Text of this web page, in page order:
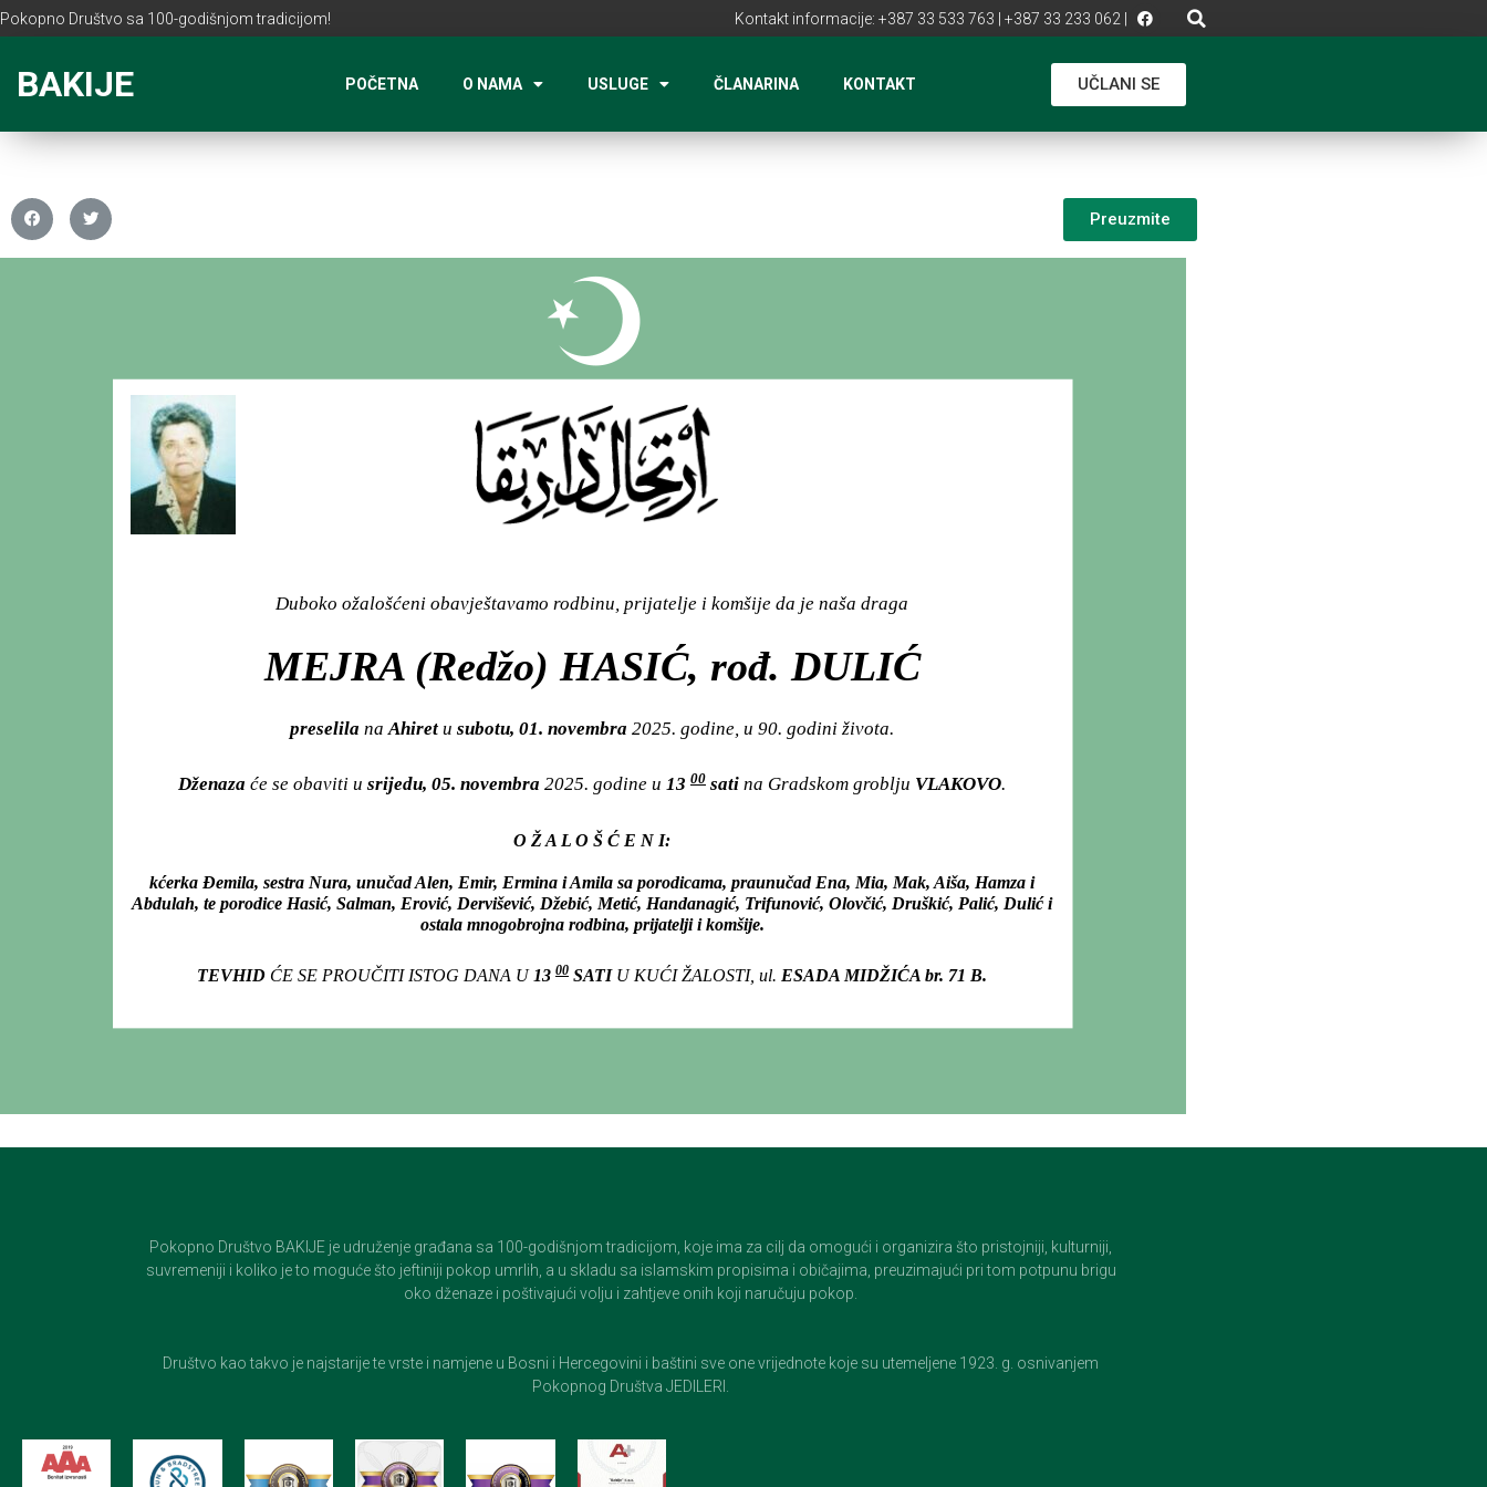
Pokopno Društvo sa 100-godišnjom tradicijom! Kontakt informacije: +387 33 533 763 | +387 33 233 062 |
BAKIJE POČETNA O NAMA USLUGE ČLANARINA KONTAKT UČLANI SE
Preuzmite
Duboko ožalošćeni obavještavamo rodbinu, prijatelje i komšije da je naša draga
MEJRA (Redžo) HASIĆ, rođ. DULIĆ
preselila naAhiret u subotu, 01. novembra 2025. godine, u 90. godini života.
Dženaza će se obaviti u srijedu, 05. novembra 2025. godine u 13 00 sati na Gradskom groblju VLAKOVO.
O Ž A L O Š Ć E N I:
kćerka Đemila, sestra Nura, unučad Alen, Emir, Ermina i Amila sa porodicama, praunučad Ena, Mia, Mak, Aiša, Hamza i
Abdulah, te porodice Hasić, Salman, Erović, Dervišević, Džebić, Metić, Handanagić, Trifunović, Olovčić, Druškić, Palić, Dulić i
ostala mnogobrojna rodbina, prijatelji i komšije.
TEVHID ĆE SE PROUČITI ISTOG DANA U 13 00 SATIU KUĆI ŽALOSTI, ul. ESADA MIDŽIĆA br. 71 B.
Pokopno Društvo BAKIJE je udruženje građana sa 100-godišnjom tradicijom, koje ima za cilj da omogući i organizira što pristojniji, kulturniji,
suvremeniji i koliko je to moguće što jeftiniji pokop umrlih, a u skladu sa islamskim propisima i običajima, preuzimajući pri tom potpunu brigu
oko dženaze i poštivajući volju i zahtjeve onih koji naručuju pokop.
Društvo kao takvo je najstarije te vrste i namjene u Bosni i Hercegovini i baštini sve one vrijednote koje su utemeljene 1923. g. osnivanjem
Pokopnog Društva JEDILERI.